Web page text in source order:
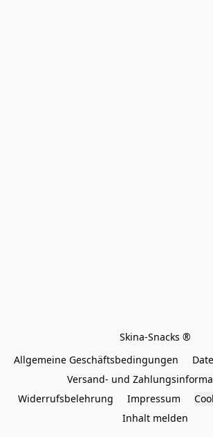
Allgemeine Geschäftsbedingungen
Versand- und
Widerrufsbelehrung
Impressum
Inhalt melden